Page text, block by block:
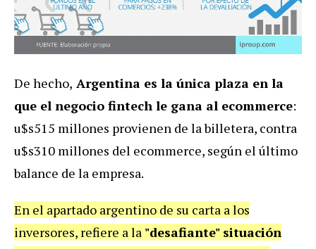
De hecho, Argentina es la única plaza en la
que el negocio fintech le gana al ecommerce:
u$s515 millones provienen de la billetera, contra
u$s310 millones del ecommerce, según el último
balance de la empresa.
En el apartado argentino de su carta a los
inversores, refiere a la "desafiante" situación